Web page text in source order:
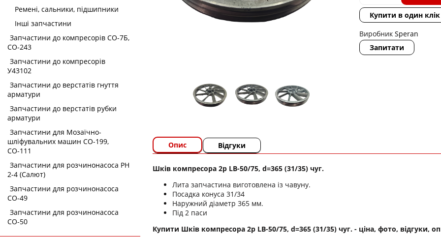
Ремені, сальники, підшипники
Інші запчастини
Запчастини до компресорів СО-7Б,
СО-243
Запчастини до компресорів
У43102
Запчастини до верстатів гнуття
арматури
Запчастини до верстатів рубки
арматури
Запчастини для Мозаїчно-
шліфувальних машин СО-199,
СО-111
Запчастини для розчинонасоса РН
2-4 (Салют)
Запчастини для розчинонасоса
СО-49
Запчастини для розчинонасоса
СО-50
Купити в один клік
Виробник Speran
Запитати
Опис Відгуки
Шків компресора 2р LB-50/75, d=365 (31/35) чуг.
Лита запчастина виготовлена ​​із чавуну.
Посадка конуса 31/34
Наружний діаметр 365 мм.
Під 2 паси
Купити Шків компресора 2р LB-50/75, d=365 (31/35) чуг. - ціна, фото, відгуки,